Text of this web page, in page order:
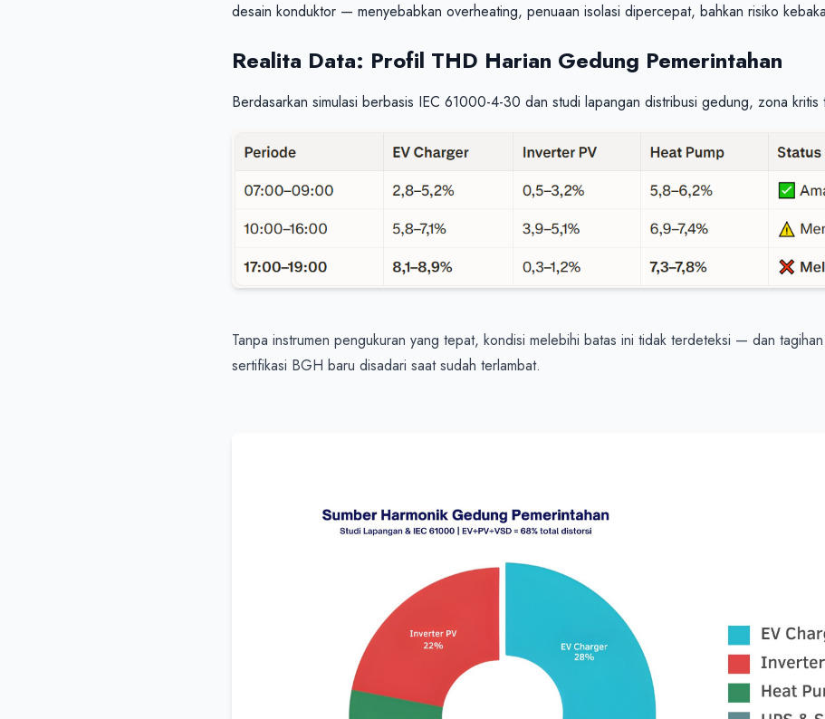
desain konduktor — menyebabkan overheating, penuaan isolasi dipercepat, bahkan risiko
Realita Data: Profil THD Harian Gedung Pemerintahan
Berdasarkan simulasi berbasis IEC 61000-4-30 dan studi lapangan distribusi gedung, zona
Tanpa instrumen pengukuran yang tepat, kondisi melebihi batas ini tidak terdeteksi — dan
sertifikasi BGH baru disadari saat sudah terlambat.